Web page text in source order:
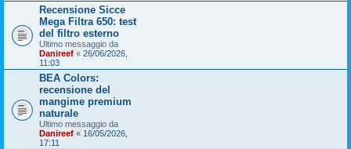
Recensione Sicce
Mega Filtra 650: test
del filtro esterno
Ultimo messaggio da
Danireef « 26/06/2026,
11:03
BEA Colors:
recensione del
mangime premium
naturale
Ultimo messaggio da
Danireef « 16/05/2026,
17:11